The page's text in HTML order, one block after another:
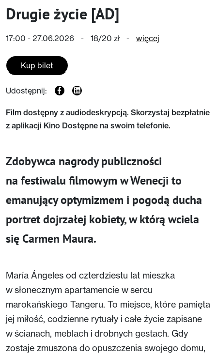
Drugie życie [AD]
17:00 - 27.06.2026 - 18/20 zł - więcej
Kup bilet
Udostępnij:
Film dostępny z audiodeskrypcją. Skorzystaj bezpłatnie
z aplikacji Kino Dostępne na swoim telefonie.
Zdobywca nagrody publiczności
na festiwalu filmowym w Wenecji to
emanujący optymizmem i pogodą ducha
portret dojrzałej kobiety, w którą wciela
się Carmen Maura.
María Ángeles od czterdziestu lat mieszka
w słonecznym apartamencie w sercu
marokańskiego Tangeru. To miejsce, które pamięta
jej miłość, codzienne rytuały i całe życie zapisane
w ścianach, meblach i drobnych gestach. Gdy
zostaje zmuszona do opuszczenia swojego domu,